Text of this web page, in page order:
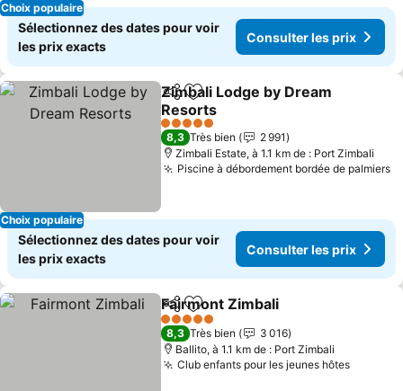
Choix populaire
Sélectionnez des dates pour voir
les prix exacts
Consulter les prix
Choix populaire
PartagerAjouter à mes favoris
Zimbali Lodge by Dream
Resorts
Consulter les prix
5 Étoiles
8,3 Très bien
2 991
Zimbali Estate, à 1.1 km de : Port Zimbali
Piscine à débordement bordée de palmiers
Sélectionnez des dates pour voir
les prix exacts
Consulter les prix
PartagerAjouter à mes favoris
Fairmont Zimbali
5 Étoiles
8,3 Très bien
3 016
Ballito, à 1.1 km de : Port Zimbali
Club enfants pour les jeunes hôtes